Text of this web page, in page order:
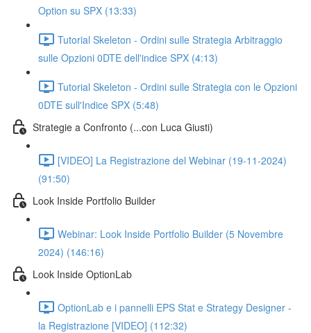
Option su SPX (13:33)
Tutorial Skeleton - Ordini sulle Strategia Arbitraggio
sulle Opzioni 0DTE dell'indice SPX (4:13)
Tutorial Skeleton - Ordini sulle Strategia con le Opzioni
0DTE sull'Indice SPX (5:48)
Strategie a Confronto (...con Luca Giusti)
[VIDEO] La Registrazione del Webinar (19-11-2024)
(91:50)
Look Inside Portfolio Builder
Webinar: Look Inside Portfolio Builder (5 Novembre
2024) (146:16)
Look Inside OptionLab
OptionLab e i pannelli EPS Stat e Strategy Designer -
la Registrazione [VIDEO] (112:32)